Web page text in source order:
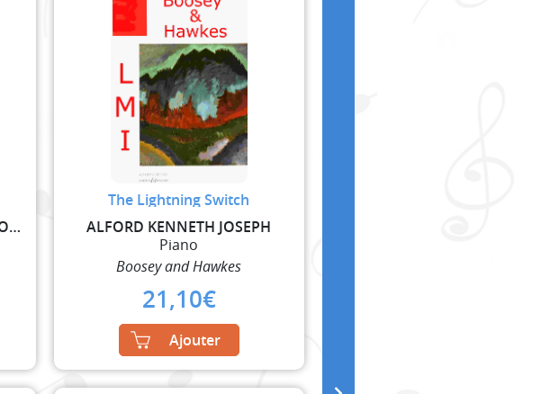
BEETHOVEN LUDWIG VAN / JOPLIN SCOTT
The Lightning Switch
ALFORD KENNETH JOSEPH
Piano
Boosey and Hawkes
21,10€
Ajouter